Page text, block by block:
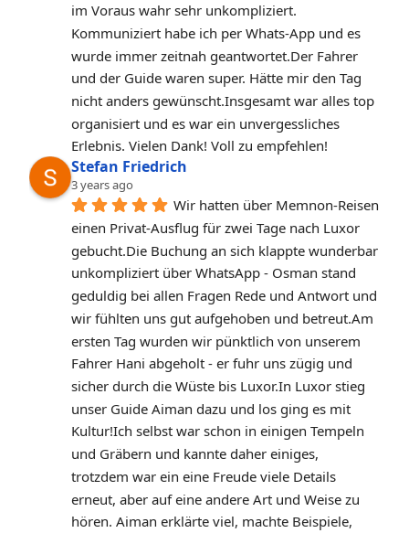
im Voraus wahr sehr unkompliziert.
Kommuniziert habe ich per Whats-App und es
wurde immer zeitnah geantwortet.Der Fahrer
und der Guide waren super. Hätte mir den Tag
nicht anders gewünscht.Insgesamt war alles top
organisiert und es war ein unvergessliches
Erlebnis. Vielen Dank! Voll zu empfehlen!
Stefan Friedrich
3 years ago
Wir hatten über Memnon-Reisen
einen Privat-Ausflug für zwei Tage nach Luxor
gebucht.Die Buchung an sich klappte wunderbar
unkompliziert über WhatsApp - Osman stand
geduldig bei allen Fragen Rede und Antwort und
wir fühlten uns gut aufgehoben und betreut.Am
ersten Tag wurden wir pünktlich von unserem
Fahrer Hani abgeholt - er fuhr uns zügig und
sicher durch die Wüste bis Luxor.In Luxor stieg
unser Guide Aiman dazu und los ging es mit
Kultur!Ich selbst war schon in einigen Tempeln
und Gräbern und kannte daher einiges,
trotzdem war ein eine Freude viele Details
erneut, aber auf eine andere Art und Weise zu
hören. Aiman erklärte viel, machte Beispiele,